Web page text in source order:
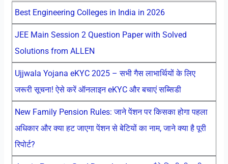
Best Engineering Colleges in India in 2026
JEE Main Session 2 Question Paper with Solved
Solutions from ALLEN
Ujjwala Yojana eKYC 2025 – सभी गैस लाभार्थियों के लिए
जरूरी सूचना! ऐसे करें ऑनलाइन eKYC और बचाएं सब्सिडी
New Family Pension Rules: जाने पेंशन पर किसका होगा पहला
अधिकार और क्या हट जाएगा पेंशन से बेटियों का नाम, जाने क्या है पूरी
रिपोर्ट?